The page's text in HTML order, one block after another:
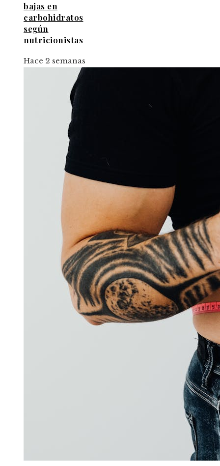
bajas en
carbohidratos
según
nutricionistas
Hace 2 semanas